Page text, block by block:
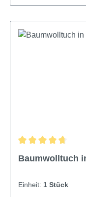
Baumwolltuch
Einheit: 1 Stück